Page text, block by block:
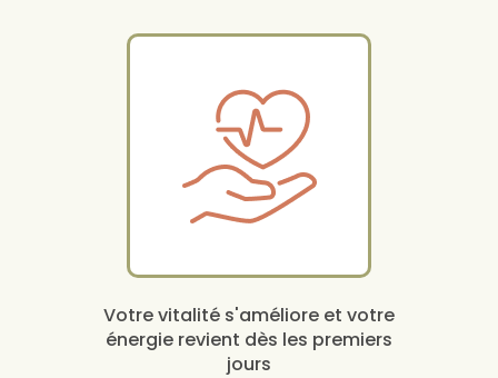
Votre vitalité s'améliore et votre
énergie revient dès les premiers
jours